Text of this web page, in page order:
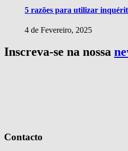
5 razões para utilizar
4 de Fevereiro, 2025
Inscreva-se na nossa
Contacto